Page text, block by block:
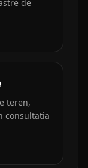
de
teren,
consultatia